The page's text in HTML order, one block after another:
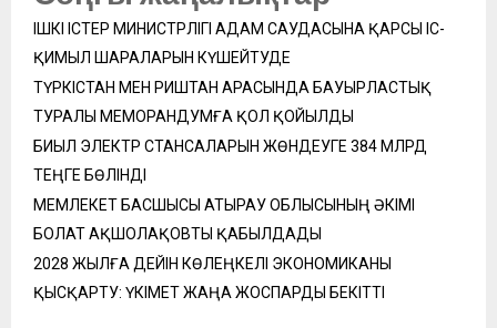
ІШКІ ІСТЕР МИНИСТРЛІГІ АДАМ САУДАСЫНА ҚАРСЫ ІС-
ҚИМЫЛ ШАРАЛАРЫН КҮШЕЙТУДЕ
ТҮРКІСТАН МЕН РИШТАН АРАСЫНДА БАУЫРЛАСТЫҚ
ТУРАЛЫ МЕМОРАНДУМҒА ҚОЛ ҚОЙЫЛДЫ
БИЫЛ ЭЛЕКТР СТАНСАЛАРЫН ЖӨНДЕУГЕ 384 МЛРД
ТЕҢГЕ БӨЛІНДІ
МЕМЛЕКЕТ БАСШЫСЫ АТЫРАУ ОБЛЫСЫНЫҢ ӘКІМІ
БОЛАТ АҚШОЛАҚОВТЫ ҚАБЫЛДАДЫ
2028 ЖЫЛҒА ДЕЙІН КӨЛЕҢКЕЛІ ЭКОНОМИКАНЫ
ҚЫСҚАРТУ: ҮКІМЕТ ЖАҢА ЖОСПАРДЫ БЕКІТТІ